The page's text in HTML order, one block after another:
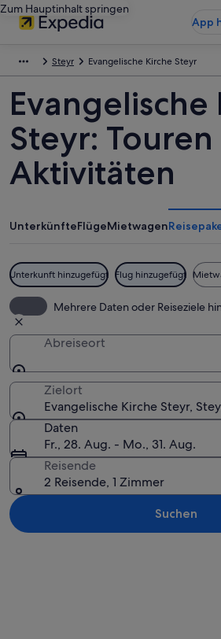
Zum Hauptinhalt springen
App
Steyr Evangelische Kirche Steyr
Evangelische
Steyr:
Aktivitäten
UnterkünfteFlügeMietwagen
Unterkunft hinzugefügt Flug hinzugefügt
Mehrere Daten oder Reiseziele
Abreiseort
Zielort
Evangelische Kirche Steyr,
Daten
Fr., 28. Aug. - Mo., 31. Aug.
Reisende
2 Reisende, 1 Zimmer
Suchen